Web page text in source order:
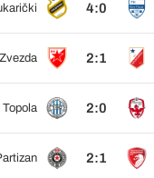
4:0
2:1
2:0
2:1